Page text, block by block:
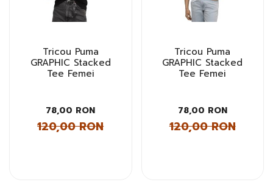
Tricou Puma
GRAPHIC Stacked
Tee Femei
78,00 RON
120,00 RON
Tricou Puma
GRAPHIC Stacked
Tee Femei
78,00 RON
120,00 RON